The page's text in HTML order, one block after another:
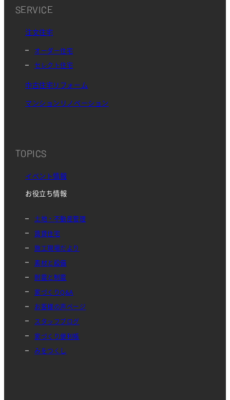
SERVICE
注文住宅
オーダー住宅
セレクト住宅
中古住宅リフォーム
マンションリノベーション
TOPICS
イベント情報
お役立ち情報
土地・不動産管理
賃貸住宅
施工現場だより
素材と設備
耐震と制震
家づくりQ&A
お客様の声ページ
スタッフブログ
家づくり便利帳
みをつくし